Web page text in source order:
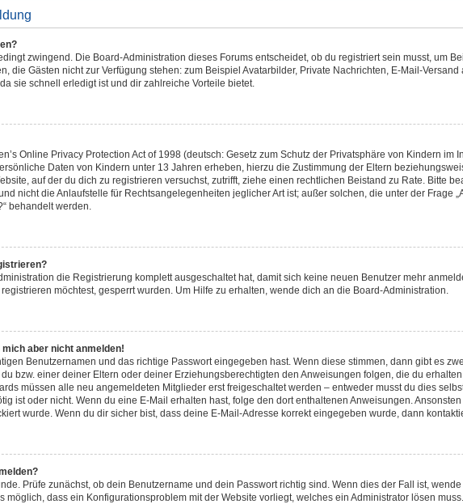
zwingend. Die Board-Administration dieses Forums entscheidet, ob du registriert sein musst, um
die Gästen nicht zur Verfügung stehen: zum Beispiel Avatarbilder, Private Nachrichten, E-Mail-
sie schnell erledigt ist und dir zahlreiche Vorteile bietet.
Online Privacy Protection Act of 1998 (deutsch: Gesetz zum Schutz der Privatsphäre von Kindern
Daten von Kindern unter 13 Jahren erheben, hierzu die Zustimmung der Eltern
auf der du dich zu registrieren versuchst, zutrifft, ziehe einen rechtlichen Beistand zu Rate. Bitte
nicht die Anlaufstelle für Rechtsangelegenheiten jeglicher Art ist; außer solchen, die unter der Frage
behandelt werden.
die Registrierung komplett ausgeschaltet hat, damit sich keine neuen Benutzer mehr
möchtest, gesperrt wurden. Um Hilfe zu erhalten, wende dich an die Board-Administration.
aber nicht anmelden!
Benutzernamen und das richtige Passwort eingegeben hast. Wenn diese stimmen, dann gibt es
bzw. einer deiner Eltern oder deiner Erziehungsberechtigten den Anweisungen folgen, die du
müssen alle neu angemeldeten Mitglieder erst freigeschaltet werden – entweder musst du dies
ist oder nicht. Wenn du eine E-Mail erhalten hast, folge den dort enthaltenen Anweisungen.
wurde. Wenn du dir sicher bist, dass deine E-Mail-Adresse korrekt eingegeben wurde, dann
Prüfe zunächst, ob dein Benutzername und dein Passwort richtig sind. Wenn dies der Fall ist,
möglich, dass ein Konfigurationsproblem mit der Website vorliegt, welches ein Administrator lösen muss.